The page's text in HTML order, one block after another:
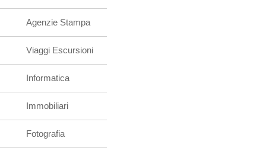
Agenzie Stampa
Viaggi Escursioni
Informatica
Immobiliari
Fotografia